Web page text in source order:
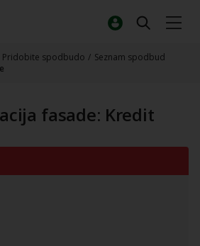
Pridobite spodbudo / Seznam spodbud
fasade: Kredit